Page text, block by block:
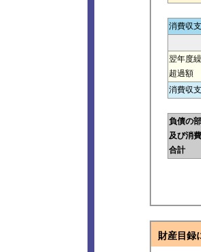
消費収
翌年度
超過額
消費収
負債の
及び消
合計
財産目録